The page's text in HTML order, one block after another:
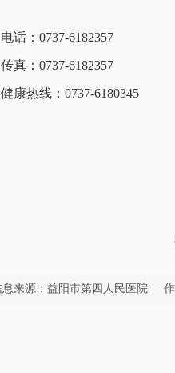
电话：0737-6182357
传真：0737-6182357
健康热线：0737-6180345
息来源：益阳市第四人民医院